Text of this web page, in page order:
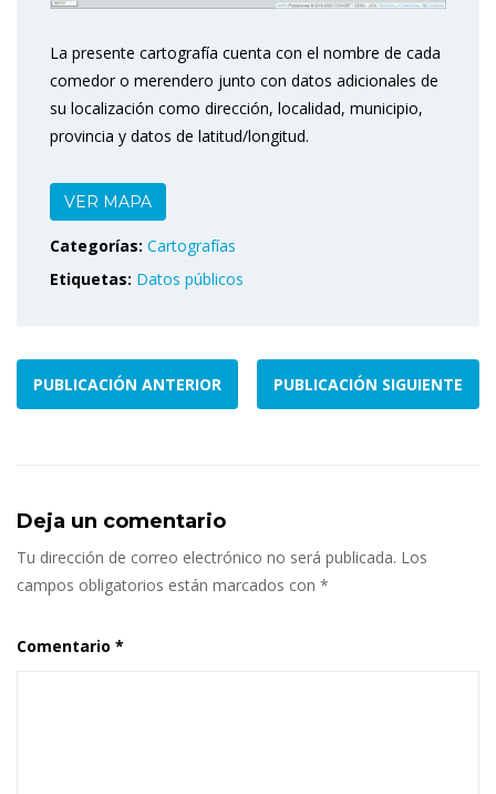
La presente cartografía cuenta con el nombre de cada
comedor o merendero junto con datos adicionales de
su localización como dirección, localidad, municipio,
provincia y datos de latitud/longitud.
VER MAPA
Categorías: Cartografías
Etiquetas: Datos públicos
PUBLICACIÓN ANTERIOR PUBLICACIÓN SIGUIENTE
Deja un comentario
Tu dirección de correo electrónico no será publicada. Los
campos obligatorios están marcados con *
Comentario *